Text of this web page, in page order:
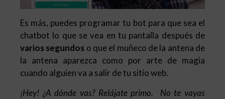
Es más, puedes programar tu bot para que sea el
chatbot lo que se vea en tu pantalla después de
varios segundos o que el muñeco de la antena de
la antena aparezca como por arte de magia
cuando alguien va a salir de tu sitio web.
¡Hey! ¿A dónde vas? Relájate primo. No te vayas